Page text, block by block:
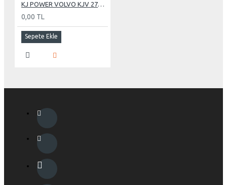
KJ POWER VOLVO KJV 275 KVA OTOMATİK KABİNLİ DİZEL JENERATÖR
0,00 TL
Sepete Ekle